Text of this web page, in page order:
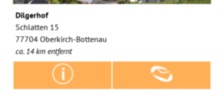
Dilgerhof
Schlatten 15
77704 Oberkirch-Bottenau
ca. 14 km entfernt